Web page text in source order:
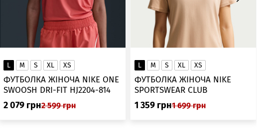
L M S XL XS
ФУТБОЛКА ЖІНОЧА NIKE ONE
SWOOSH DRI-FIT HJ2204-814
2 079 грн2 599 грн
L M S XL XS
ФУТБОЛКА ЖІНОЧА NIKE
SPORTSWEAR CLUB
ESSENTIALS DX7902-286
1 359 грн1 699 грн